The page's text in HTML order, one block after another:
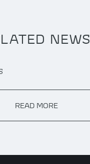
NEWS
READ MORE